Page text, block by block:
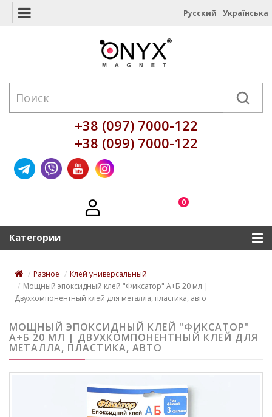
Русский Українська
+38 (097) 7000-122
+38 (099) 7000-122
0
Категории
Разное
Клей универсальный
Мощный эпоксидный клей "Фиксатор" А+Б 20 мл |
Двухкомпонентный клей для металла, пластика, авто
МОЩНЫЙ ЭПОКСИДНЫЙ КЛЕЙ "ФИКСАТОР"
А+Б 20 МЛ | ДВУХКОМПОНЕНТНЫЙ КЛЕЙ ДЛЯ
МЕТАЛЛА, ПЛАСТИКА, АВТО